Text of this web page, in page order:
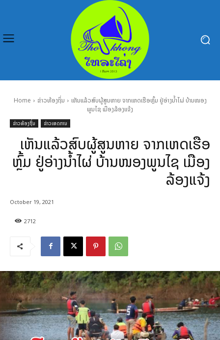
Home ຂ່າວທ້ອງຖິ່ນ
ເຫັນແລ້ວສົບຜູ້ສູນຫາຍ ຈາກເຫດເຮືອຫຼົ້ມ ຢູ່ອ່າງນ້ຳໄຜ່ ບ້ານໜອງ
ພູນໄຊ ເມືອງລ້ອງແຈ້ງ
ຂ່າວທ້ອງຖິ່ນ ຂ່າວເຫດການ
ເຫັນແລ້ວສົບຜູ້ສູນຫາຍ ຈາກເຫດເຮືອ
ຫຼົ້ມ ຢູ່ອ່າງນ້ຳໄຜ່ ບ້ານໜອງພູນໄຊ ເມືອງ
ລ້ອງແຈ້ງ
2712
October 19, 2021